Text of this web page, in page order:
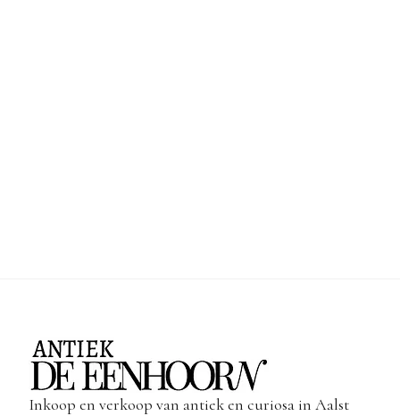
Inkoop en verkoop van antiek en curiosa in Aalst